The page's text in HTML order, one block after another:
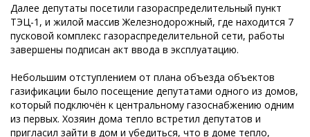
Далее депутаты посетили газораспределительный пункт
ТЭЦ-1, и жилой массив Железнодорожный, где находится 7
пусковой комплекс газораспределительной сети, работы
завершены подписан акт ввода в эксплуатацию.
Небольшим отступлением от плана объезда объектов
газификации было посещение депутатами одного из домов,
который подключён к центральному газоснабжению одним
из первых. Хозяин дома тепло встретил депутатов и
пригласил зайти в дом и убедиться, что в доме тепло,